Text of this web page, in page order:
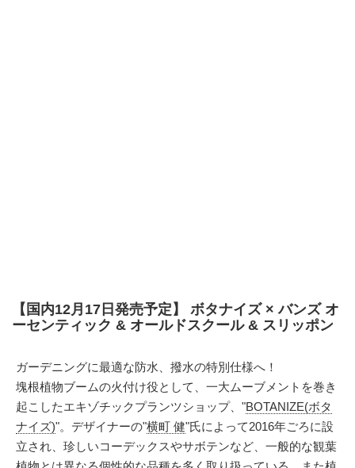
【国内12月17日発売予定】 ボタナイズ × バンズ オ
ーセンティック & オールドスクール & スリッポン
ガーデニングに最適な防水、撥水の特別仕様へ！
塊根植物ブームの火付け役として、一大ムーブメントを巻き
起こしたエキゾチックプランツショップ、"BOTANIZE(ボタ
ナイズ)"。デザイナーの"横町 健"氏によって2016年ごろに設
立され、珍しいコーデックスやサボテンなど、一般的な観葉